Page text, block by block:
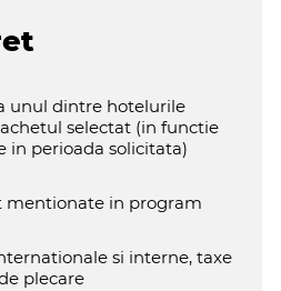
unul dintre hotelurile
selectat (in functie
in perioada solicitata)
mentionate in program
si interne, taxe
plecare